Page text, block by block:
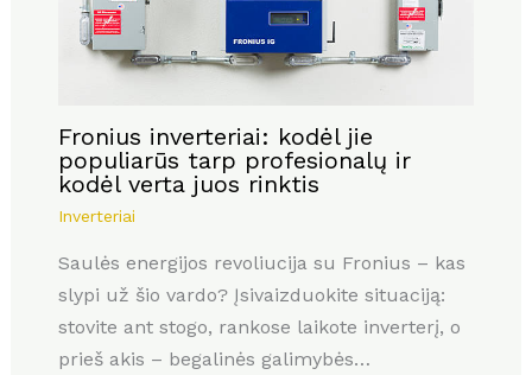
Fronius inverteriai: kodėl jie
populiarūs tarp profesionalų ir
kodėl verta juos rinktis
Inverteriai
Saulės energijos revoliucija su Fronius – kas
slypi už šio vardo? Įsivaizduokite situaciją:
stovite ant stogo, rankose laikote inverterį, o
prieš akis – begalinės galimybės…